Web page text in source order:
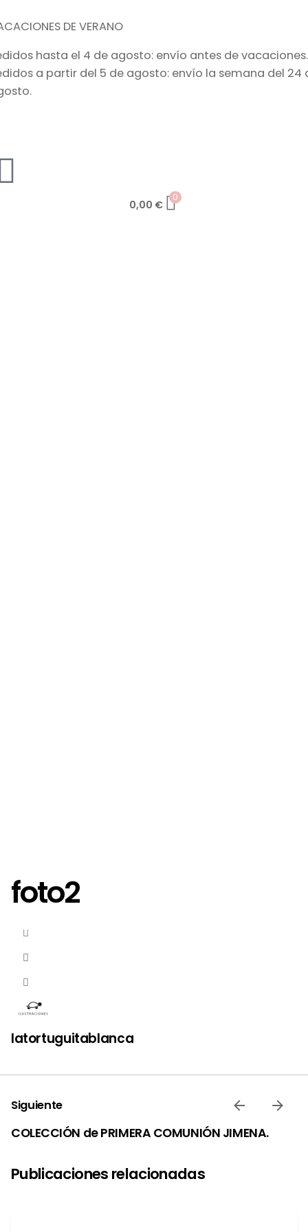
DE VERANO
hasta el 4 de agosto: envío antes de vacaciones.
a partir del 5 de agosto: envío la semana del 24
0,00 €
0
foto2
latortuguitablanca
Siguiente
COLECCIÓN de PRIMERA COMUNIÓN JIMENA.
Publicaciones relacionadas